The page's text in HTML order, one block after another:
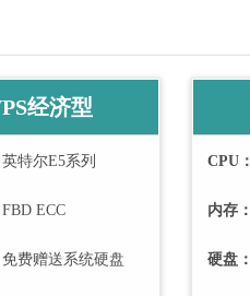
经济型
英特尔E5系列
FBD ECC
免费赠送系统硬盘
CPU：
内存：
硬盘：